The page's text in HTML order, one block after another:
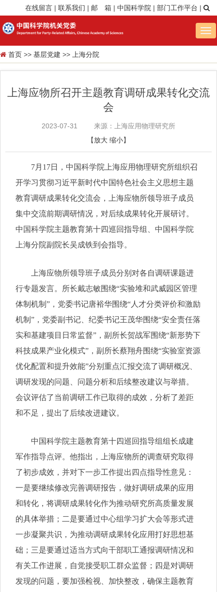
在线留言 | 联系我们 | 邮 箱 | 中国科学院 | 部门工作平台 |
首页 >> 基层党建 >> 上海分院
上海应物所召开主题教育调研成果转化交流
会
2023-07-31
来源：上海应用物理研究所
【放大 缩小】
7月17日，中国科学院上海应用物理研究所组织召
开学习贯彻习近平新时代中国特色社会主义思想主题
教育调研成果转化交流会，上海应物所领导班子成员
集中交流前期调研情况，对后续成果转化开展研讨。
中国科学院主题教育第十四巡回指导组、中国科学院
上海分院副院长吴成铁到会指导。
上海应物所领导班子成员分别对各自调研课题进
行专题发言。所长戴志敏围绕“实验堆和武威园区管理
体制机制”，党委书记唐裕华围绕“人才分类评价和激励
机制”，党委副书记、纪委书记王茂华围绕“安全责任落
实和基建项目日常监督”，副所长贺战军围绕“新形势下
科技成果产业化模式”，副所长蔡翔舟围绕“实验室资源
优化配置和提升效能”分别重点汇报交流了调研概况、
调研发现的问题、问题分析和后续整改建议与举措。
会议评估了当前调研工作已取得的成效，分析了差距
和不足，提出了后续改进建议。
中国科学院主题教育第十四巡回指导组组长成建
军作指导点评。他指出，上海应物所的调查研究取得
了初步成效，并对下一步工作提出四点指导性意见：
一是要继续修改完善调研报告，做好调研成果的应用
和转化，将调研成果转化作为推动研究所高质量发展
的具体举措；二是要通过中心组学习扩大会等形式进
一步凝聚共识，为推动调研成果转化应用打好思想基
础；三是要通过适当方式向干部职工通报调研情况和
有关工作进展，自觉接受职工群众监督；四是对调研
发现的问题，要加强检视、加快整改，确保主题教育